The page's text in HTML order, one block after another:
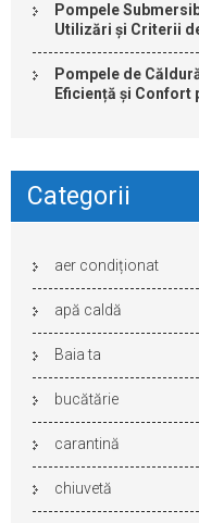
Pompele
Utilizări și Criterii
Pompele de
Eficiență și Confort
Categorii
aer condiționat
apă caldă
Baia ta
bucătărie
carantină
chiuvetă